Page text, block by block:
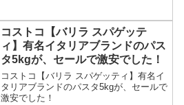
コストコ【バリラ スパゲッテ
ィ】有名イタリアブランドのパス
タ5kgが、セールで激安でした！
コストコ【バリラ スパゲッティ】有名イ
タリアブランドのパスタ5kgが、セールで
激安でした！